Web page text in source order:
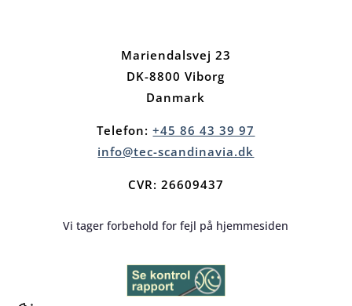
Mariendalsvej 23
DK-8800 Viborg
Danmark
Telefon:+45 86 43 39 97
info@tec-scandinavia.dk
CVR: 26609437
Vi tager forbehold for fejl på hjemmesiden